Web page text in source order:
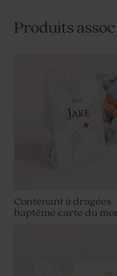
Produits
Contenant à dragées
baptême carte du